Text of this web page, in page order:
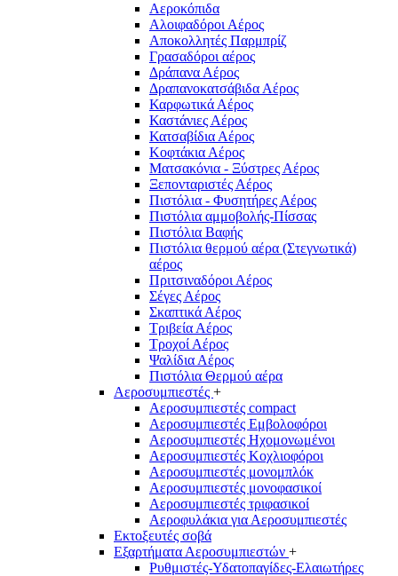
Αεροκόπιδα
Αλοιφαδόροι Αέρος
Αποκολλητές Παρμπρίζ
Γρασαδόροι αέρος
Δράπανα Αέρος
Δραπανοκατσάβιδα Αέρος
Καρφωτικά Αέρος
Καστάνιες Αέρος
Κατσαβίδια Αέρος
Κοφτάκια Αέρος
Ματσακόνια - Ξύστρες Αέρος
Ξεπονταριστές Αέρος
Πιστόλια - Φυσητήρες Αέρος
Πιστόλια αμμοβολής-Πίσσας
Πιστόλια Βαφής
Πιστόλια θερμού αέρα (Στεγνωτικά)
αέρος
Πριτσιναδόροι Αέρος
Σέγες Αέρος
Σκαπτικά Αέρος
Τριβεία Αέρος
Τροχοί Αέρος
Ψαλίδια Αέρος
Πιστόλια Θερμού αέρα
Αεροσυμπιεστές +
Αεροσυμπιεστές compact
Αεροσυμπιεστές Εμβολοφόροι
Αεροσυμπιεστές Ηχομονωμένοι
Αεροσυμπιεστές Κοχλιοφόροι
Αεροσυμπιεστές μονομπλόκ
Αεροσυμπιεστές μονοφασικοί
Αεροσυμπιεστές τριφασικοί
Αεροφυλάκια για Αεροσυμπιεστές
Εκτοξευτές σοβά
Εξαρτήματα Αεροσυμπιεστών +
Ρυθμιστές-Υδατοπαγίδες-Ελαιωτήρες